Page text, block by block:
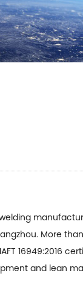
More
16949:2016
and lean